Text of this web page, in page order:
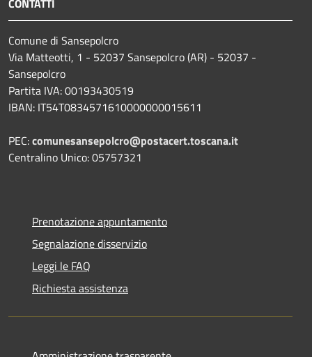
Comune di Sansepolcro
Via Matteotti, 1 - 52037 Sansepolcro (AR) - 52037 -
Sansepolcro
Partita IVA: 00193430519
IBAN: IT54T0834571610000000015611
PEC:comunesansepolcro@postacert.toscana.it
Centralino Unico: 05757321
Prenotazione appuntamento
Segnalazione disservizio
Leggi le FAQ
Richiesta assistenza